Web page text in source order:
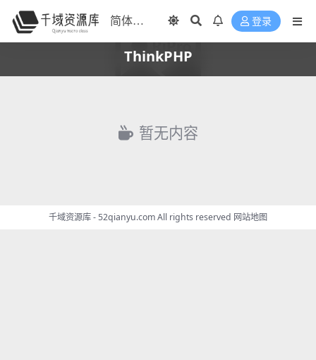
登录
ThinkPHP
暂无内容
千域资源库 - 52qianyu.com All rights reserved 网站地图